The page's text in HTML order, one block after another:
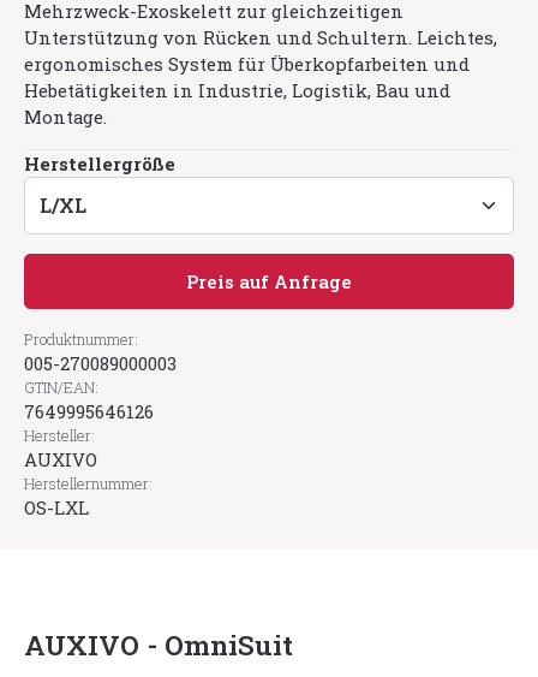
Mehrzweck-Exoskelett zur gleichzeitigen
Unterstützung von Rücken und Schultern. Leichtes,
ergonomisches System für Überkopfarbeiten und
Hebetätigkeiten in Industrie, Logistik, Bau und
Montage.
Herstellergröße
Preis auf Anfrage
Produktnummer:
005-270089000003
GTIN/EAN:
7649995646126
Hersteller:
AUXIVO
Herstellernummer:
OS-LXL
AUXIVO - OmniSuit